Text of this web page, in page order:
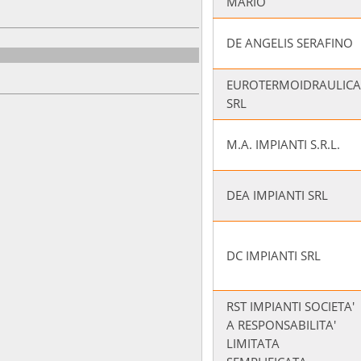
DE ANGELIS SERAFINO
EUROTERMOIDRAULICA
SRL
M.A. IMPIANTI S.R.L.
DEA IMPIANTI SRL
DC IMPIANTI SRL
RST IMPIANTI SOCIETA'
A RESPONSABILITA'
LIMITATA